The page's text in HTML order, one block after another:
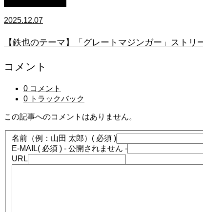
2025.12.07
【鉄也のテーマ】「グレートマジンガー」スト
コメント
0 コメント
0 トラックバック
この記事へのコメントはありません。
名前（例：山田 太郎） ( 必須 )
E-MAIL( 必須 ) - 公開されません -
URL